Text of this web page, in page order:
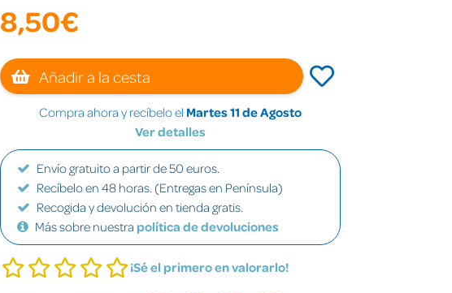
8,50€
Añadir a la cesta
Compra ahora y recíbelo el Martes 11 de Agosto
Ver detalles
Envío gratuito a partir de 50 euros.
Recíbelo en 48 horas. (Entregas en Península)
Recogida y devolución en tienda gratis.
Más sobre nuestra política de devoluciones
¡Sé el primero en valorarlo!